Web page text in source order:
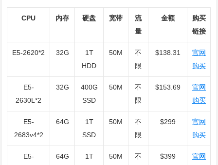
CPU 内存 硬盘 宽带
流
量
金额
购买
链接
E5-2620*2 32G
1T
HDD
50M
不
限
$138.31
官网
购买
E5-
2630L*2
32G
400G
SSD
50M
不
限
$153.69
官网
购买
E5-
2683v4*2
64G
1T
SSD
50M
不
限
$299
官网
购买
E5-
64G
1T
50M
不
$399
官网